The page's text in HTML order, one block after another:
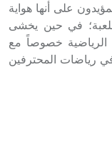
على أنها هواية
في حين يخشى
الرياضية خصوصاً مع
في رياضات المحترفين